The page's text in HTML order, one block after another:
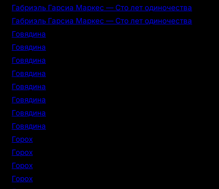
Габриэль Гарсиа Маркес — Сто лет одиночества
Габриэль Гарсиа Маркес — Сто лет одиночества
Говядина
Говядина
Говядина
Говядина
Говядина
Говядина
Говядина
Говядина
Горох
Горох
Горох
Горох